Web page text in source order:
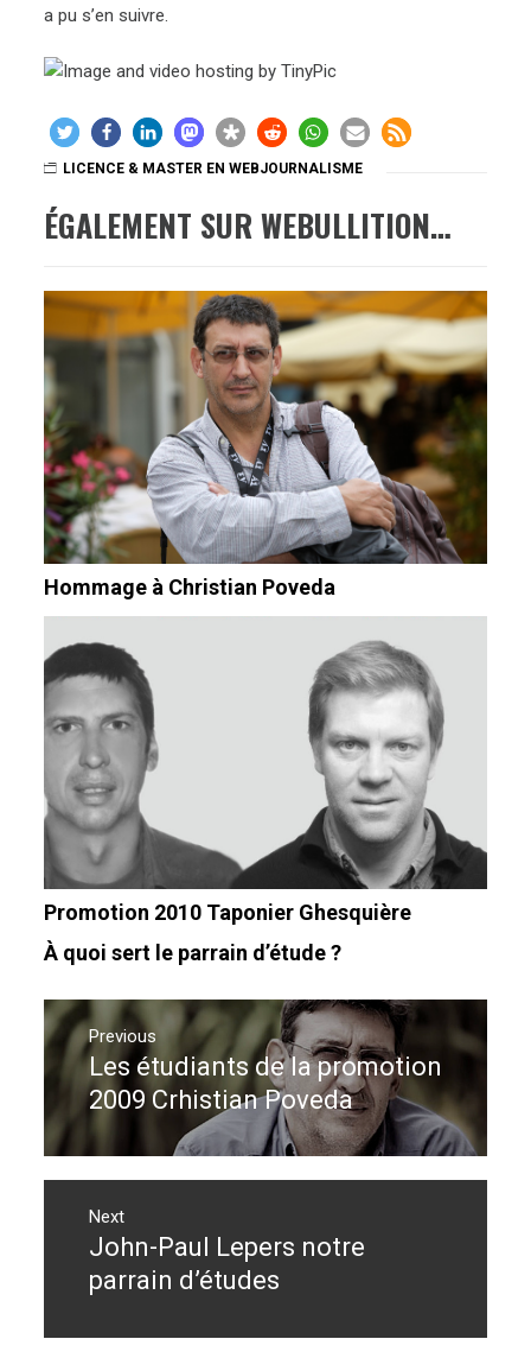
a pu s’en suivre.
LICENCE & MASTER EN WEBJOURNALISME
ÉGALEMENT SUR WEBULLITION…
Hommage à Christian Poveda
Promotion 2010 Taponier Ghesquière
À quoi sert le parrain d’étude ?
Navigation
de
l’article
Previous
Previous
post:
Les étudiants de la promotion
2009 Crhistian Poveda
Next
Next
post:
John-Paul Lepers notre
parrain d’études